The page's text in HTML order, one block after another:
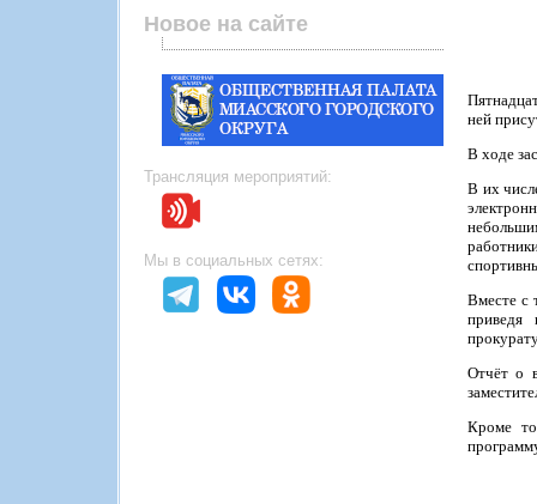
Новое на сайте
Трансляция мероприятий:
Мы в социальных сетях:
ней
В ходе
В их
Вместе с
приведя
Отчёт о
Кроме